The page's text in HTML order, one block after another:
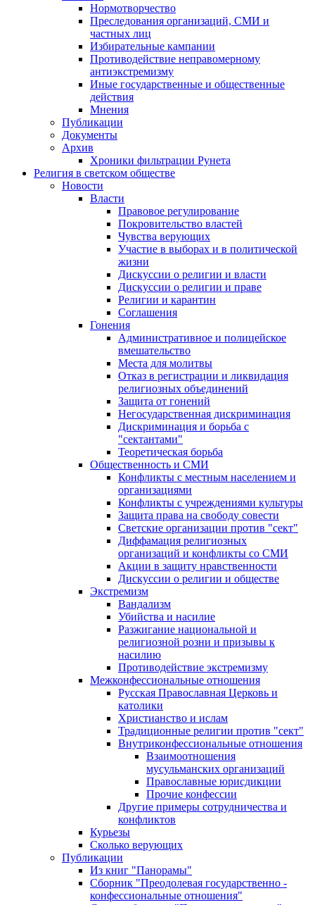
Нормотворчество
Преследования организаций, СМИ и
частных лиц
Избирательные кампании
Противодействие неправомерному
антиэкстремизму
Иные государственные и общественные
действия
Мнения
Публикации
Документы
Архив
Хроники фильтрации Рунета
Религия в светском обществе
Новости
Власти
Правовое регулирование
Покровительство властей
Чувства верующих
Участие в выборах и в политической
жизни
Дискуссии о религии и власти
Дискуссии о религии и праве
Религии и карантин
Соглашения
Гонения
Административное и полицейское
вмешательство
Места для молитвы
Отказ в регистрации и ликвидация
религиозных объединений
Защита от гонений
Негосударственная дискриминация
Дискриминация и борьба с
"сектантами"
Теоретическая борьба
Общественность и СМИ
Конфликты с местным населением и
организациями
Конфликты с учреждениями культуры
Защита права на свободу совести
Светские организации против "сект"
Диффамация религиозных
организаций и конфликты со СМИ
Акции в защиту нравственности
Дискуссии о религии и обществе
Экстремизм
Вандализм
Убийства и насилие
Разжигание национальной и
религиозной розни и призывы к
насилию
Противодействие экстремизму
Межконфессиональные отношения
Русская Православная Церковь и
католики
Христианство и ислам
Традиционные религии против "сект"
Внутриконфессиональные отношения
Взаимоотношения
мусульманских организаций
Православные юрисдикции
Прочие конфессии
Другие примеры сотрудничества и
конфликтов
Курьезы
Сколько верующих
Публикации
Из книг "Панорамы"
Сборник "Преодолевая государственно -
конфессиональные отношения"